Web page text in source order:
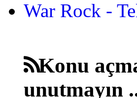
War Rock -
Konu
unutmayın